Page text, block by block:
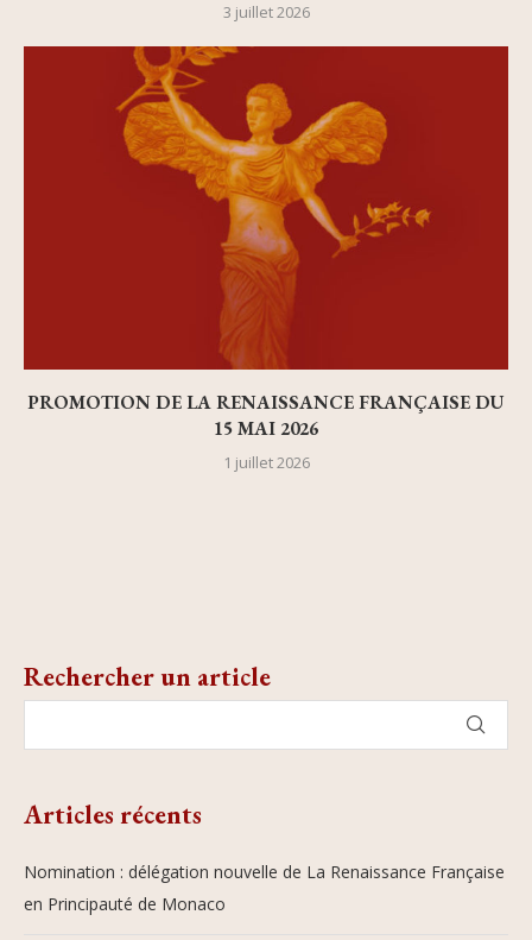
3 juillet 2026
PROMOTION DE LA RENAISSANCE FRANÇAISE DU
15 MAI 2026
1 juillet 2026
Rechercher un article
Articles récents
Nomination : délégation nouvelle de La Renaissance Française
en Principauté de Monaco